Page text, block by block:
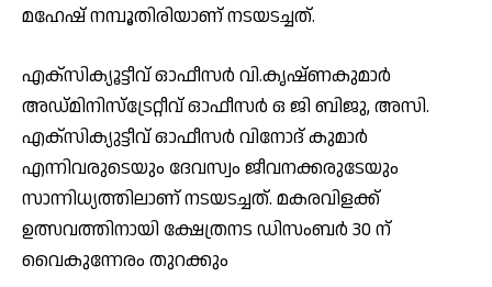
മഹേഷ് നമ്പൂതിരിയാണ് നടയടച്ചത്.
എക്‌സിക്യൂട്ടീവ് ഓഫീസർ വി.കൃഷ്‌ണകുമാർ
അഡ്‌മിനിസ്‌ട്രേറ്റീവ് ഓഫീസർ ഒ ജി ബിജു, അസി.
എക്‌സിക്യുട്ടീവ് ഓഫീസർ വിനോദ് കുമാർ
എന്നിവരുടെയും ദേവസ്വം ജീവനക്കരുടേയും
സാന്നിധ്യത്തിലാണ് നടയടച്ചത്. മകരവിളക്ക്
ഉത്സവത്തിനായി ക്ഷേത്രനട ഡിസംബർ 30 ന്
വൈകുന്നേരം തുറക്കും